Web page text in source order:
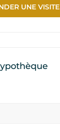
UNE VISITE